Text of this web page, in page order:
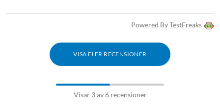
Powered By TestFreaks
VISA FLER RECENSIONER
Visar 3 av 6 recensioner